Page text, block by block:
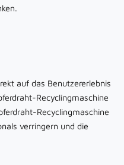
auf das Benutzererlebnis
Recyclingmaschine
Recyclingmaschine
verringern und die